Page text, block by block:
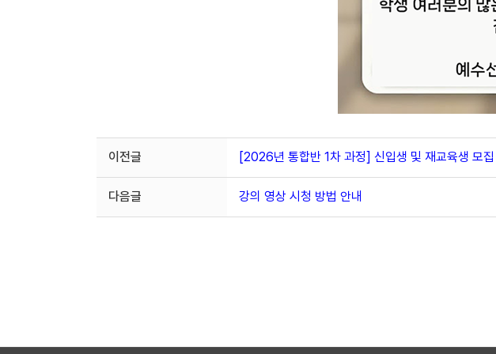
이전글 [2026년 통합반 1차 과정] 신입생 및 재교육생 모집
다음글 강의 영상 시청 방법 안내